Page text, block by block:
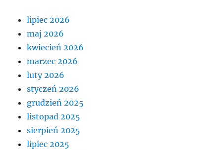
lipiec 2026
maj 2026
kwiecień 2026
marzec 2026
luty 2026
styczeń 2026
grudzień 2025
listopad 2025
sierpień 2025
lipiec 2025